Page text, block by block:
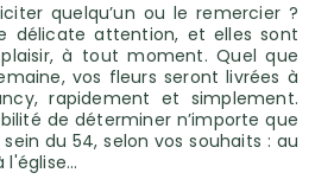
quelqu’un ou le remercier ?
délicate attention, et elles sont
à tout moment. Quel que
vos fleurs seront livrées à
rapidement et simplement.
de déterminer n’importe que
du 54, selon vos souhaits : au
l'église...